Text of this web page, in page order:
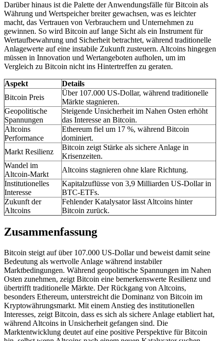
Darüber hinaus ist die Palette der Anwendungsfälle für Bitcoin als
Währung und Wertspeicher breiter gewachsen, was es leichter
macht, das Vertrauen von Verbrauchern und Unternehmen zu
gewinnen. So wird Bitcoin auf lange Sicht als ein Instrument für
Wertaufbewahrung und Sicherheit betrachtet, während traditionelle
Anlagewerte auf eine instabile Zukunft zusteuern. Altcoins hingegen
müssen in Innovation und Wertangeboten aufholen, um im
Vergleich zu Bitcoin nicht ins Hintertreffen zu geraten.
Aspekt
Details
Bitcoin Preis
Über 107.000 US-Dollar, während traditionelle
Märkte stagnieren.
Geopolitische
Spannungen
Steigende Unsicherheit im Nahen Osten erhöht
das Interesse an Bitcoin.
Altcoins
Performance
Ethereum fiel um 17 %, während Bitcoin
dominiert.
Markt Resilienz
Bitcoin zeigt Stärke als sichere Anlage in
Krisenzeiten.
Wandel im
Altcoin-Markt
Altcoins stagnieren ohne klare Richtung.
Institutionelles
Interesse
Kapitalzuflüsse von 3,9 Milliarden US-Dollar in
BTC-ETFs.
Zukunft der
Altcoins
Fehlender Katalysator lässt Altcoins hinter
Bitcoin zurück.
Zusammenfassung
Bitcoin steigt auf über 107.000 US-Dollar und beweist damit seine
Bedeutung als wertvolle Anlage während instabiler
Marktbedingungen. Während geopolitische Spannungen im Nahen
Osten zunehmen, zeigt Bitcoin eine bemerkenswerte Resilienz und
übertrifft traditionelle Märkte. Der Rückgang von Altcoins,
besonders Ethereum, unterstreicht die Dominanz von Bitcoin im
Kryptowährungsmarkt. Mit einem Anstieg des institutionellen
Interesses, zeigt Bitcoin, dass es sich als sichere Anlage etabliert hat,
während Altcoins in Unsicherheit gefangen sind. Die
Marktentwicklung deutet auf eine positive Perspektive für Bitcoin